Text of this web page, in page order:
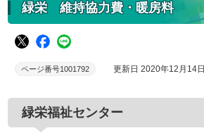
緑栄 維持協力費・暖房料
ページ番号1001792 更新日 2020年12月14日
緑栄福祉センター